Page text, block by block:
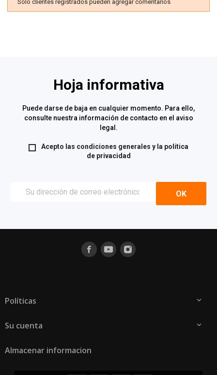
Solo clientes registrados pueden agregar comentarios
Hoja informativa
Puede darse de baja en cualquier momento. Para ello,
consulte nuestra información de contacto en el aviso
legal.
Acepto las condiciones generales y la política
de privacidad
Políticas 
Su cuenta 
Almacenar informacion